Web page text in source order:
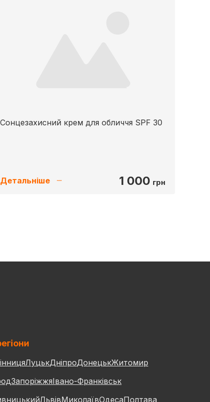
Сонцезахисний крем для обличчя SPF 30
Детальніше 1 000 грн
ЛуцькДніпроДонецькЖитомир
ЗапоріжжяІвано-Франківськ
ЛьвівМиколаївОдесаПолтава